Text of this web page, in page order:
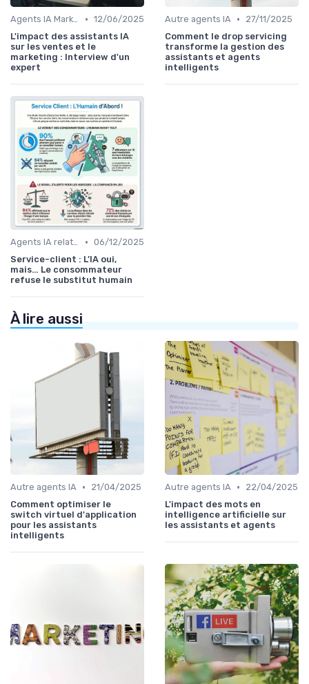
Agents IA Marketing • 12/06/2025
L'impact des assistants IA
sur les ventes et le
marketing : Interview d'un
expert
Autre agents IA •
27/11/2025
Comment le drop servicing
transforme la gestion des
assistants et agents
intelligents
Agents IA relation client • 06/12/2025
Service-client : L’IA oui,
mais… Le consommateur
refuse le substitut humain
À lire aussi
Autre agents IA •
21/04/2025
Comment optimiser le
switch virtuel d'application
pour les assistants
intelligents
Autre agents IA •
22/04/2025
L'impact des mots en
intelligence artificielle sur
les assistants et agents